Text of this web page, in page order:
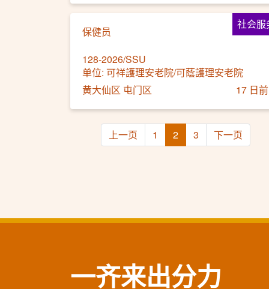
社会服
保健员
128-2026/SSU
单位: 可祥護理安老院/可蔭護理安老院
黄大仙区 屯门区
17 日前
上一页 1 2 3 下一页
一齐来出分力